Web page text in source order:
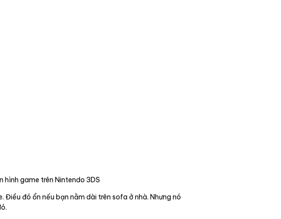
hình game trên Nintendo 3DS
đó ổn nếu bạn nằm dài trên sofa ở nhà. Nhưng nó